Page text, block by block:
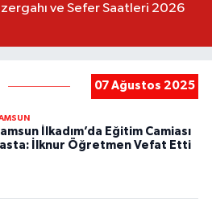
ve Sefer Saatleri 2026
07 Ağustos 2025
İlkadım’da Eğitim Camiası
İlknur Öğretmen Vefat Etti